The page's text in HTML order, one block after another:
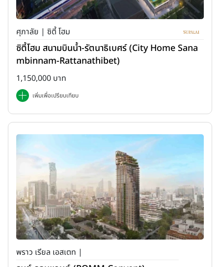
ศุภาลัย | ซิตี้ โฮม
ซิตี้โฮม สนามบินน้ำ-รัตนาธิเบศร์ (City Home Sana
mbinnam-Rattanathibet)
1,150,000 บาท
เพิ่มเพื่อเปรียบเทียบ
พราว เรียล เอสเตท |